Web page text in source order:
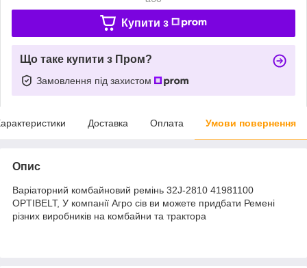
Купити з
Що таке купити з Пром?
Замовлення під захистом
Доставка Оплата Умови повернення
Опис
Варіаторний комбайновий ремінь 32J-2810 41981100
OPTIBELT, У компанії Агро сів ви можете придбати Ремені
різних виробників на комбайни та трактора